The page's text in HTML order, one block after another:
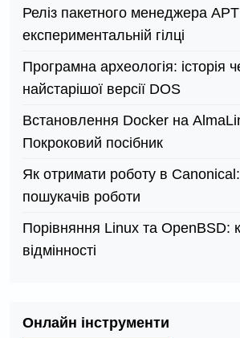
Реліз пакетного менеджера
експериментальній гілці
Програмна археологія: історія
найстарішої версії DOS
Встановлення Docker на
Покроковий посібник
Як отримати роботу в
пошукачів роботи
Порівняння Linux та OpenBSD:
відмінності
Онлайн інструменти